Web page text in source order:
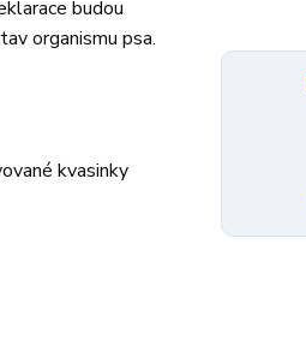
budou
organismu psa.
kvasinky